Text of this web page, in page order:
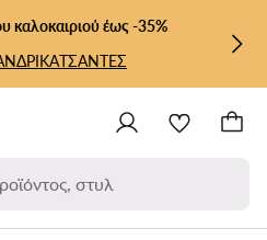
καλοκαιριού έως -35%
ΤΣΑΝΤΕΣ
στυλ